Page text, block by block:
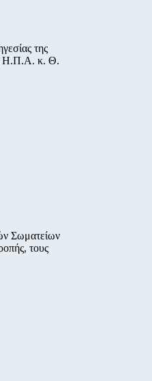
της
Η.Π.Α. κ. Θ.
Σωματείων
τους